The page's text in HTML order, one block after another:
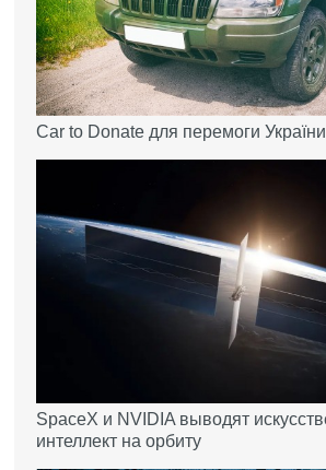
Car to Donate для перемоги України
SpaceX и NVIDIA выводят
интеллект на орбиту